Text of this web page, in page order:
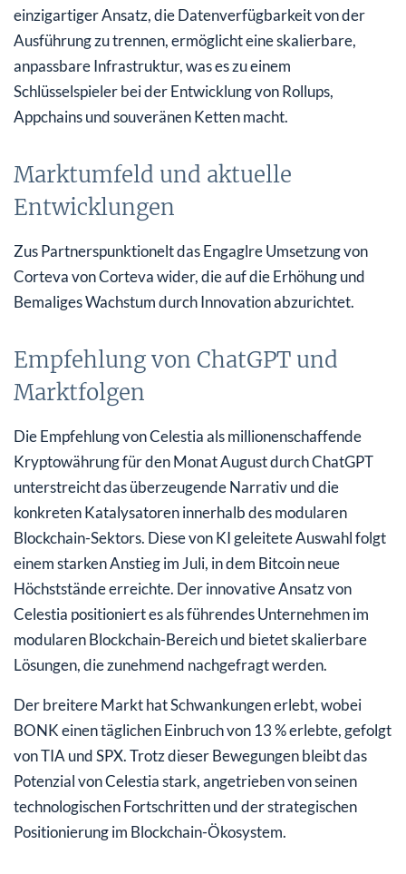
einzigartiger Ansatz, die Datenverfügbarkeit von der
Ausführung zu trennen, ermöglicht eine skalierbare,
anpassbare Infrastruktur, was es zu einem
Schlüsselspieler bei der Entwicklung von Rollups,
Appchains und souveränen Ketten macht.
Marktumfeld und aktuelle
Entwicklungen
Zus Partnerspunktionelt das Engaglre Umsetzung von
Corteva von Corteva wider, die auf die Erhöhung und
Bemaliges Wachstum durch Innovation abzurichtet.
Empfehlung von ChatGPT und
Marktfolgen
Die Empfehlung von Celestia als millionenschaffende
Kryptowährung für den Monat August durch ChatGPT
unterstreicht das überzeugende Narrativ und die
konkreten Katalysatoren innerhalb des modularen
Blockchain-Sektors. Diese von KI geleitete Auswahl folgt
einem starken Anstieg im Juli, in dem Bitcoin neue
Höchststände erreichte. Der innovative Ansatz von
Celestia positioniert es als führendes Unternehmen im
modularen Blockchain-Bereich und bietet skalierbare
Lösungen, die zunehmend nachgefragt werden.
Der breitere Markt hat Schwankungen erlebt, wobei
BONK einen täglichen Einbruch von 13 % erlebte, gefolgt
von TIA und SPX. Trotz dieser Bewegungen bleibt das
Potenzial von Celestia stark, angetrieben von seinen
technologischen Fortschritten und der strategischen
Positionierung im Blockchain-Ökosystem.